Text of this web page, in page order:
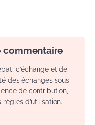
commentaire
d’échange et de
des échanges sous
de contribution,
d’utilisation.